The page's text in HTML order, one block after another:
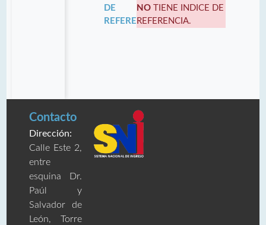
DE
REFERENCIA:
NO TIENE INDICE DE
REFERENCIA.
Contacto
Dirección:
Calle Este 2,
entre
esquina Dr.
Paúl y
Salvador de
León, Torre